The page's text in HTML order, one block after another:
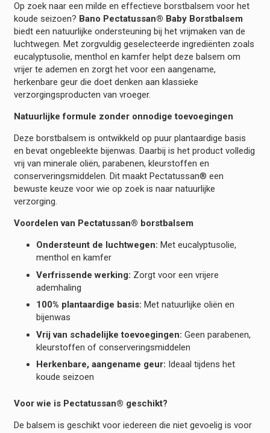
Op zoek naar een milde en effectieve borstbalsem voor het
koude seizoen? Bano Pectatussan® Baby Borstbalsem
biedt een natuurlijke ondersteuning bij het vrijmaken van de
luchtwegen. Met zorgvuldig geselecteerde ingrediënten zoals
eucalyptusolie, menthol en kamfer helpt deze balsem om
vrijer te ademen en zorgt het voor een aangename,
herkenbare geur die doet denken aan klassieke
verzorgingsproducten van vroeger.
Natuurlijke formule zonder onnodige toevoegingen
Deze borstbalsem is ontwikkeld op puur plantaardige basis
en bevat ongebleekte bijenwas. Daarbij is het product volledig
vrij van minerale oliën, parabenen, kleurstoffen en
conserveringsmiddelen. Dit maakt Pectatussan® een
bewuste keuze voor wie op zoek is naar natuurlijke
verzorging.
Voordelen van Pectatussan® borstbalsem
Ondersteunt de luchtwegen: Met eucalyptusolie,
menthol en kamfer
Verfrissende werking: Zorgt voor een vrijere
ademhaling
100% plantaardige basis: Met natuurlijke oliën en
bijenwas
Vrij van schadelijke toevoegingen: Geen parabenen,
kleurstoffen of conserveringsmiddelen
Herkenbare, aangename geur: Ideaal tijdens het
koude seizoen
Voor wie is Pectatussan® geschikt?
De balsem is geschikt voor iedereen die niet gevoelig is voor